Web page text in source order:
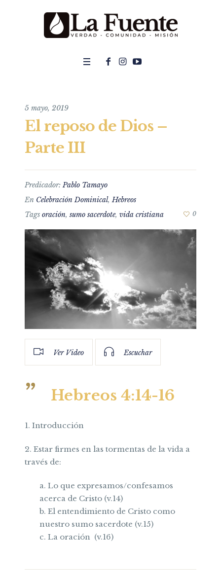
5 mayo, 2019
El reposo de Dios –
Parte III
Predicador:Pablo Tamayo
En Celebración Dominical,Hebreos
Tags oración,sumo sacerdote, vida cristiana 0
Ver Video Escuchar
Hebreos 4:14-16
1. Introducción
2. Estar firmes en las tormentas de la vida a
través de:
a. Lo que expresamos/confesamos
acerca de Cristo (v.14)
b. El entendimiento de Cristo como
nuestro sumo sacerdote (v.15)
c. La oración (v.16)